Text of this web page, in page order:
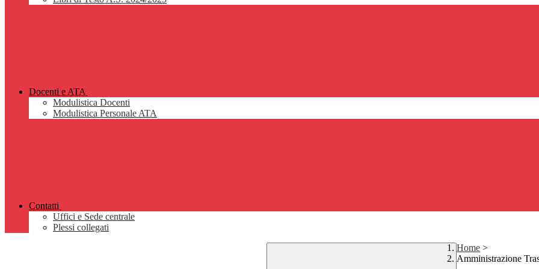
Docenti e ATA
Modulistica Docenti
Modulistica Personale ATA
Contatti
Uffici e Sede centrale
Plessi collegati
Home >
Amministrazione